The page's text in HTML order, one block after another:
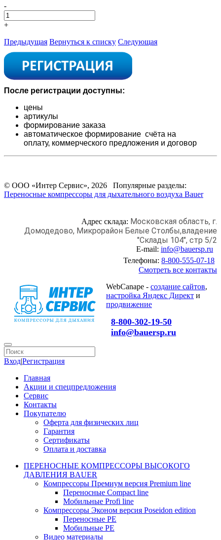
-
+
Предыдущая Вернуться к списку Следующая
После регистрации доступны:
цены
артикулы
формирование заказа
автоматическое формирование счёта на
оплату, коммерческого предложения и договор
© ООО «Интер Сервис», 2026 Популярные разделы:
Переносные компрессоры для дыхательного воздуха Bauer
Адрес склада: Московская область, г.
Домодедово, Микрорайон Белые Столбы,владение
"Склады 104", стр 5/2
E-mail: info@bauersp.ru
Телефоны: 8-800-555-07-18
Смотреть все контакты
WebCanape - создание сайтов,
настройка Яндекс Директ и
продвижение
8-800-302-19-50
info@bauersp.ru
Вход|Регистрация
Главная
Акции и спецпредложения
Сервис
Контакты
Покупателю
Оферта для физических лиц
Гарантия
Сертификаты
Оплата и доставка
ПЕРЕНОСНЫЕ КОМПРЕССОРЫ ВЫСОКОГО
ДАВЛЕНИЯ BAUER
Компрессоры Премиум версия Premium line
Переносные Compact line
Мобильные Profi line
Компрессоры Эконом версия Poseidon edition
Переносные PE
Мобильные PE
Видео материалы